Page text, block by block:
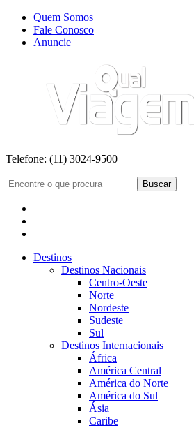
Quem Somos
Fale Conosco
Anuncie
Telefone: (11) 3024-9500
Buscar
Destinos
Destinos Nacionais
Centro-Oeste
Norte
Nordeste
Sudeste
Sul
Destinos Internacionais
África
América Central
América do Norte
América do Sul
Ásia
Caribe